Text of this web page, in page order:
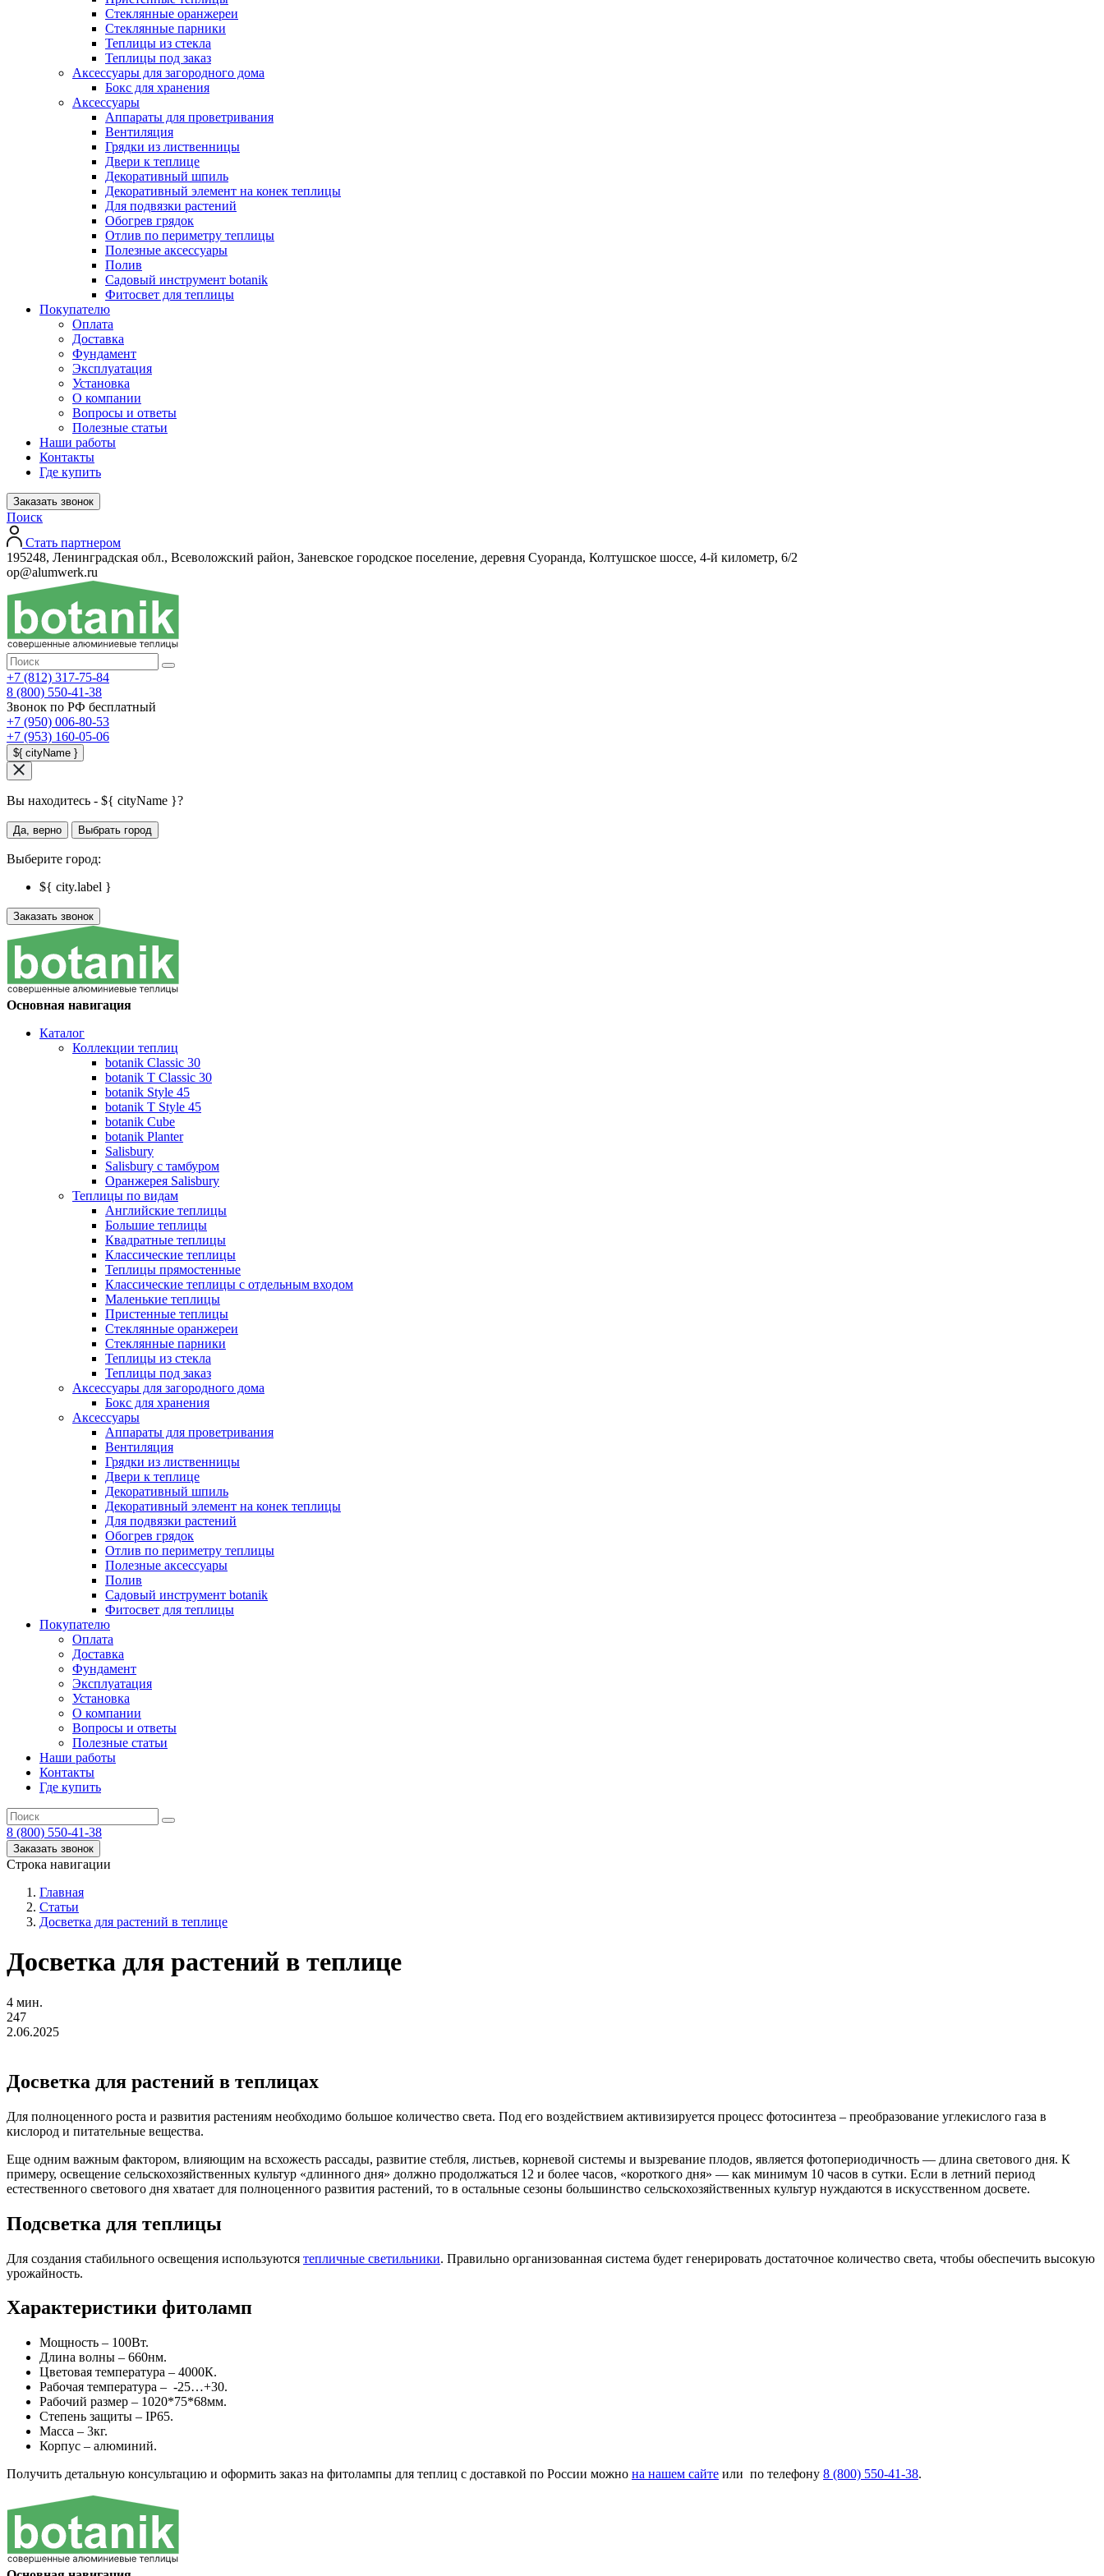
Стеклянные оранжереи
Стеклянные парники
Теплицы из стекла
Теплицы под заказ
Аксессуары для загородного дома
Бокс для хранения
Аксессуары
Аппараты для проветривания
Вентиляция
Грядки из лиственницы
Двери к теплице
Декоративный шпиль
Декоративный элемент на конек теплицы
Для подвязки растений
Обогрев грядок
Отлив по периметру теплицы
Полезные аксессуары
Полив
Садовый инструмент botanik
Фитосвет для теплицы
Покупателю
Оплата
Доставка
Фундамент
Эксплуатация
Установка
О компании
Вопросы и ответы
Полезные статьи
Наши работы
Контакты
Где купить
Заказать звонок
Поиск
Стать партнером
195248, Ленинградская обл., Всеволожский район, Заневское городское поселение, деревня Суоранда, Колтушское шоссе, 4-й километр, 6/2
op@alumwerk.ru
+7 (812) 317-75-84
8 (800) 550-41-38
Звонок по РФ бесплатный
+7 (950) 006-80-53
+7 (953) 160-05-06
${ cityName }
Вы находитесь - ${ cityName }?
Да, верно Выбрать город
Выберите город:
${ city.label }
Заказать звонок
Основная навигация
Каталог
Коллекции теплиц
botanik Classic 30
botanik T Classic 30
botanik Style 45
botanik Т Style 45
botanik Cube
botanik Planter
Salisbury
Salisbury с тамбуром
Оранжерея Salisbury
Теплицы по видам
Английские теплицы
Большие теплицы
Квадратные теплицы
Классические теплицы
Теплицы прямостенные
Классические теплицы с отдельным входом
Маленькие теплицы
Пристенные теплицы
Стеклянные оранжереи
Стеклянные парники
Теплицы из стекла
Теплицы под заказ
Аксессуары для загородного дома
Бокс для хранения
Аксессуары
Аппараты для проветривания
Вентиляция
Грядки из лиственницы
Двери к теплице
Декоративный шпиль
Декоративный элемент на конек теплицы
Для подвязки растений
Обогрев грядок
Отлив по периметру теплицы
Полезные аксессуары
Полив
Садовый инструмент botanik
Фитосвет для теплицы
Покупателю
Оплата
Доставка
Фундамент
Эксплуатация
Установка
О компании
Вопросы и ответы
Полезные статьи
Наши работы
Контакты
Где купить
8 (800) 550-41-38
Заказать звонок
Строка навигации
Главная
Статьи
Досветка для растений в теплице
Досветка для растений в теплице
4 мин.
247
2.06.2025
Досветка для растений в теплицах
Для полноценного роста и развития растениям необходимо большое количество света. Под его воздействием активизируется процесс фотосинтеза – преобразование углекислого газа в
кислород и питательные вещества.
Еще одним важным фактором, влияющим на всхожесть рассады, развитие стебля, листьев, корневой системы и вызревание плодов, является фотопериодичность — длина светового дня. К
примеру, освещение сельскохозяйственных культур «длинного дня» должно продолжаться 12 и более часов, «короткого дня» — как минимум 10 часов в сутки. Если в летний период
естественного светового дня хватает для полноценного развития растений, то в остальные сезоны большинство сельскохозяйственных культур нуждаются в искусственном досвете.
Подсветка для теплицы
Для создания стабильного освещения используются тепличные светильники. Правильно организованная система будет генерировать достаточное количество света, чтобы обеспечить высокую
урожайность.
Характеристики фитоламп
Мощность – 100Вт.
Длина волны – 660нм.
Цветовая температура – 4000К.
Рабочая температура – -25…+30.
Рабочий размер – 1020*75*68мм.
Степень защиты – IP65.
Масса – 3кг.
Корпус – алюминий.
Получить детальную консультацию и оформить заказ на фитолампы для теплиц с доставкой по России можно на нашем сайте или по телефону 8 (800) 550-41-38.